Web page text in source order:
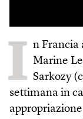
I n Francia
Marine
Sarkozy
settimana in